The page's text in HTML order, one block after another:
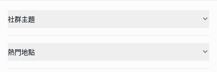
社群主題
熱門地點